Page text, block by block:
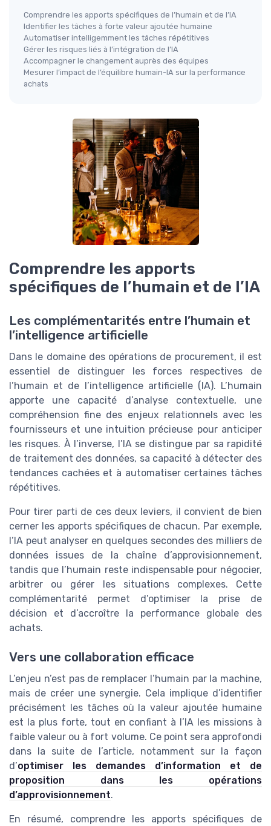
Comprendre les apports spécifiques de l’humain et de l’IA
Identifier les tâches à forte valeur ajoutée humaine
Automatiser intelligemment les tâches répétitives
Gérer les risques liés à l’intégration de l’IA
Accompagner le changement auprès des équipes
Mesurer l’impact de l’équilibre humain-IA sur la performance
achats
Comprendre les apports
spécifiques de l’humain et de l’IA
Les complémentarités entre l’humain et
l’intelligence artificielle
Dans le domaine des opérations de procurement, il est
essentiel de distinguer les forces respectives de
l’humain et de l’intelligence artificielle (IA). L’humain
apporte une capacité d’analyse contextuelle, une
compréhension fine des enjeux relationnels avec les
fournisseurs et une intuition précieuse pour anticiper
les risques. À l’inverse, l’IA se distingue par sa rapidité
de traitement des données, sa capacité à détecter des
tendances cachées et à automatiser certaines tâches
répétitives.
Pour tirer parti de ces deux leviers, il convient de bien
cerner les apports spécifiques de chacun. Par exemple,
l’IA peut analyser en quelques secondes des milliers de
données issues de la chaîne d’approvisionnement,
tandis que l’humain reste indispensable pour négocier,
arbitrer ou gérer les situations complexes. Cette
complémentarité permet d’optimiser la prise de
décision et d’accroître la performance globale des
achats.
Vers une collaboration efficace
L’enjeu n’est pas de remplacer l’humain par la machine,
mais de créer une synergie. Cela implique d’identifier
précisément les tâches où la valeur ajoutée humaine
est la plus forte, tout en confiant à l’IA les missions à
faible valeur ou à fort volume. Ce point sera approfondi
dans la suite de l’article, notamment sur la façon
d’optimiser les demandes d’information et de
proposition dans les opérations
d’approvisionnement.
En résumé, comprendre les apports spécifiques de